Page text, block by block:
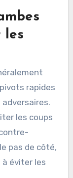
les
rapides
les coups
pas de côté,
éviter les